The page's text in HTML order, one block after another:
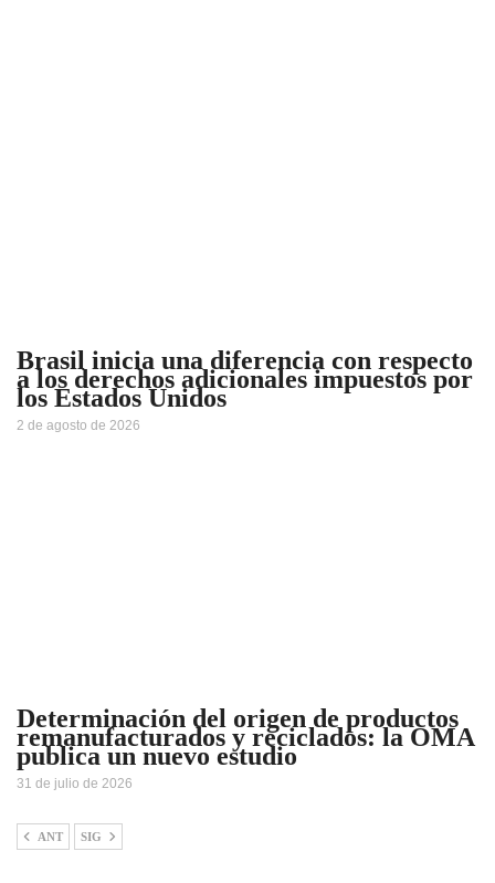
Brasil inicia una diferencia con respecto
a los derechos adicionales impuestos por
los Estados Unidos
2 de agosto de 2026
Determinación del origen de productos
remanufacturados y reciclados: la OMA
publica un nuevo estudio
31 de julio de 2026
ANT SIG